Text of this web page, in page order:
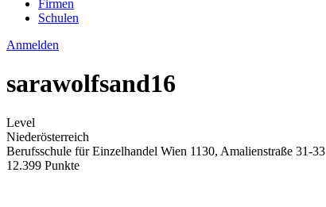
Firmen
Schulen
Anmelden
sarawolfsand16
Level
Niederösterreich
Berufsschule für Einzelhandel Wien 1130, Amalienstraße 31-33
12.399 Punkte